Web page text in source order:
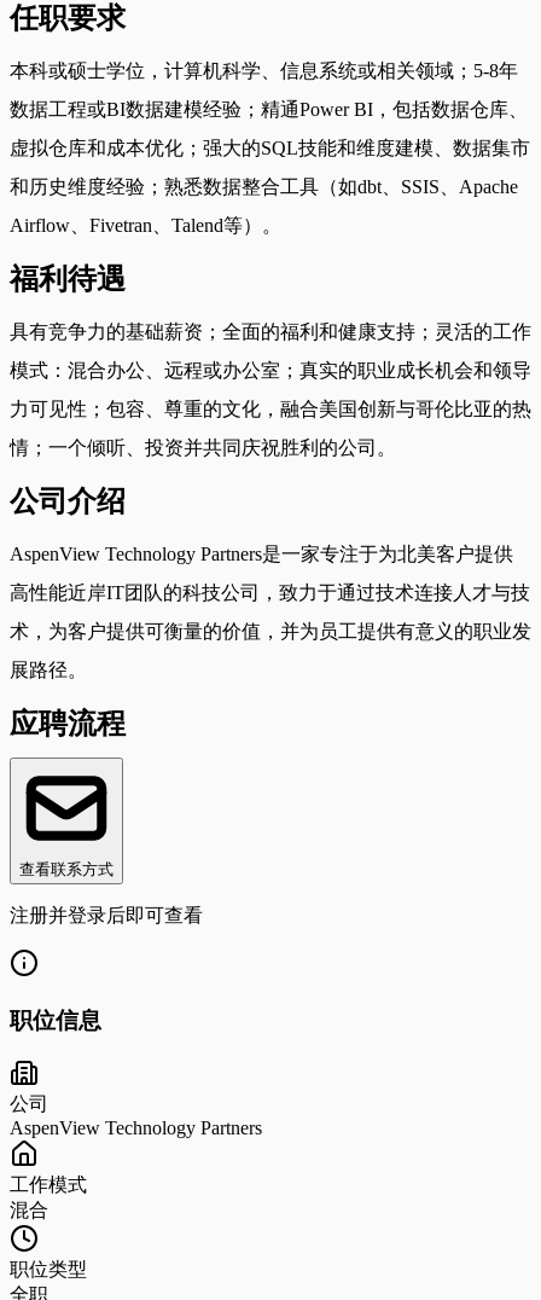
任职要求
本科或硕士学位，计算机科学、信息系统或相关领域；5-8年
数据工程或BI数据建模经验；精通Power BI，包括数据仓库、
虚拟仓库和成本优化；强大的SQL技能和维度建模、数据集市
和历史维度经验；熟悉数据整合工具（如dbt、SSIS、Apache
Airflow、Fivetran、Talend等）。
福利待遇
具有竞争力的基础薪资；全面的福利和健康支持；灵活的工作
模式：混合办公、远程或办公室；真实的职业成长机会和领导
力可见性；包容、尊重的文化，融合美国创新与哥伦比亚的热
情；一个倾听、投资并共同庆祝胜利的公司。
公司介绍
AspenView Technology Partners是一家专注于为北美客户提供
高性能近岸IT团队的科技公司，致力于通过技术连接人才与技
术，为客户提供可衡量的价值，并为员工提供有意义的职业发
展路径。
应聘流程
查看联系方式
注册并登录后即可查看
职位信息
公司
AspenView Technology Partners
工作模式
混合
职位类型
全职